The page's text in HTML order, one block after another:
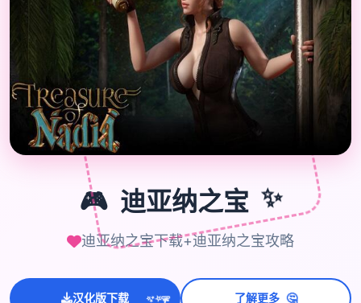
🎮
🎮 迪亚纳之宝 ✨
迪亚纳之宝下载+迪亚纳之宝攻略
汉化版下载 ✨⭐💫 了解更多 🤔